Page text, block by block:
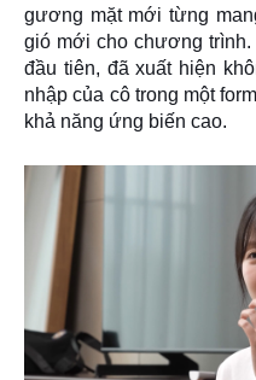
gương mặt mới từng
gió mới cho chương
đầu tiên, đã xuất hiện
nhập của cô trong một
khả năng ứng biến cao.